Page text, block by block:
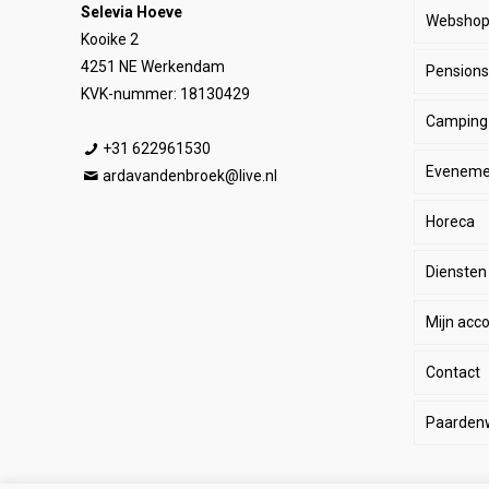
Selevia Hoeve
Kooike 2
4251 NE Werkendam
KVK-nummer: 18130429
+31 622961530
ardavandenbroek@live.nl
Webshop
Paard
Ruiter
Stal
SALE
Camping
Horeca
Diensten
Mijn
Contact